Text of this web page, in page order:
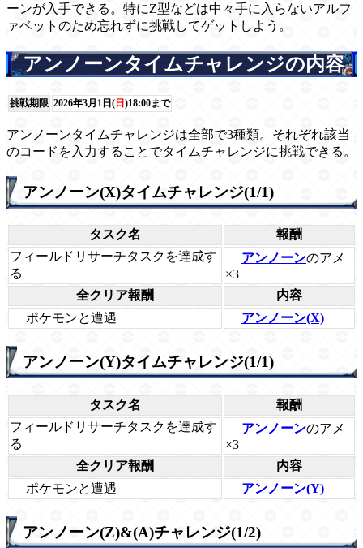
ーンが入手できる。特にZ型などは中々手に入らないアルフ
ァベットのため忘れずに挑戦してゲットしよう。
アンノーンタイムチャレンジの内容
挑戦期限 2026年3月1日( 日 )18:00まで
アンノーンタイムチャレンジは全部で3種類。それぞれ該当
のコードを入力することでタイムチャレンジに挑戦できる。
アンノーン(X)タイムチャレンジ(1/1)
タスク名
報酬
フィールドリサーチタスクを達成す
る
アンノーンのアメ
×3
全クリア報酬
内容
ポケモンと遭遇
アンノーン(X)
アンノーン(Y)タイムチャレンジ(1/1)
タスク名
報酬
フィールドリサーチタスクを達成す
る
アンノーンのアメ
×3
全クリア報酬
内容
ポケモンと遭遇
アンノーン(Y)
アンノーン(Z)&(A)チャレンジ(1/2)